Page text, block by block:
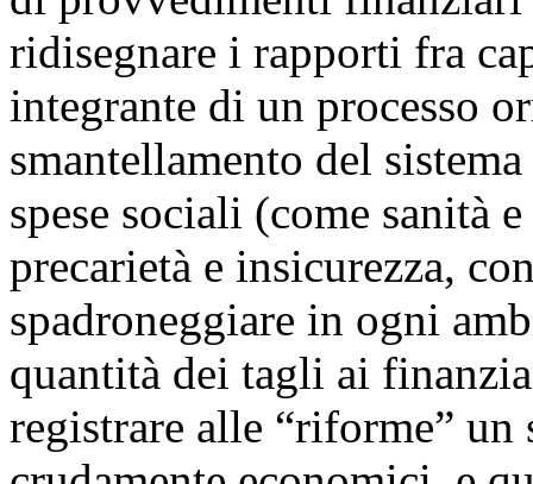
ridisegnare i rapporti fra
integrante di un processo
smantellamento del
spese sociali (come sanità
precarietà e insicurezza,
spadroneggiare in ogni
quantità dei tagli ai
registrare alle “riforme”